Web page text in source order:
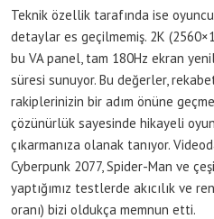
Teknik özellik tarafında ise
detaylar es geçilmemiş. 2K
bu VA panel, tam 180Hz ekran
süresi sunuyor. Bu değerler,
rakiplerinizin bir adım önüne
çözünürlük sayesinde hikayeli
çıkarmanıza olanak tanıyor.
Cyberpunk 2077, Spider-Man ve
yaptığımız testlerde akıcılık ve
oranı) bizi oldukça memnun etti.